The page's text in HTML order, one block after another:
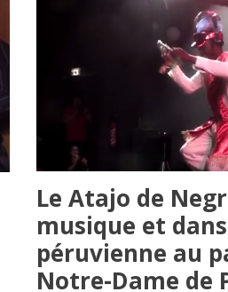
Le Atajo de
musique et
péruvienne au
Notre-Dame de